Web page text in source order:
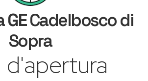
GECadelbosco di
Sopra
d'apertura